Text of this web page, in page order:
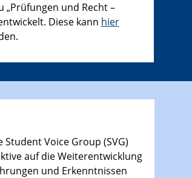
„Prüfungen und Recht –
Diese kann hier
Voice Group (SVG)
auf die Weiterentwicklung
und Erkenntnissen